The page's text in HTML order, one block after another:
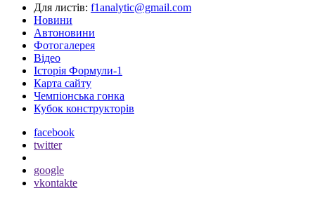
Для листів: f1analytic@gmail.com
Новини
Автоновини
Фотогалерея
Відео
Історія Формули-1
Карта сайту
Чемпіонська гонка
Кубок конструкторів
facebook
twitter
google
vkontakte